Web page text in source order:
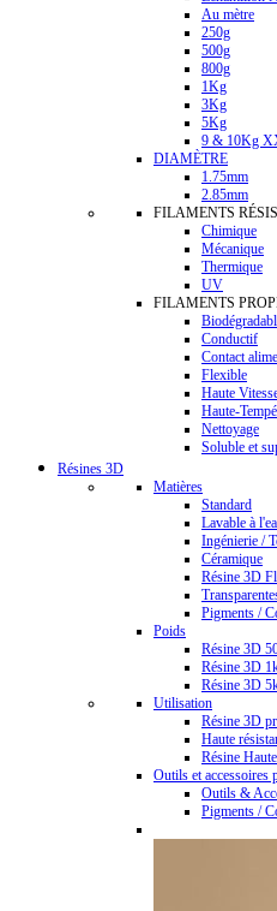
Au mètre
250g
500g
800g
1Kg
3Kg
5Kg
9 & 10Kg
DIAMÈTRE
1.75mm
2.85mm
FILAMENTS
Chimique
Mécanique
Thermique
UV
FILAMENTS
Conductif
Contact
Flexible
Haute
Haute-
Nettoyage
Soluble et
Résines 3D
Matières
Standard
Lavable à
Ingénierie /
Céramique
Résine 3D
Pigments /
Poids
Résine 3D
Résine 3D
Résine 3D
Utilisation
Résine 3D
Haute
Résine
Outils et accessoires
Outils &
Pigments /